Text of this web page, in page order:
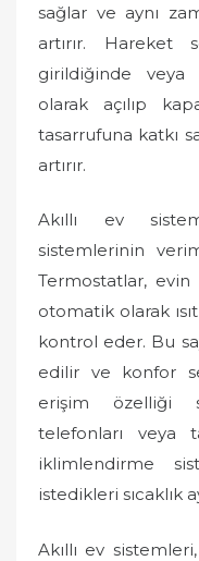
sağlar ve aynı
artırır. Hareket
girildiğinde veya
olarak açılıp
tasarrufuna katkı
artırır.
Akıllı ev
sistemlerinin
Termostatlar, evin
otomatik olarak
kontrol eder. Bu
edilir ve konfor
erişim özelliği
telefonları veya
iklimlendirme
istedikleri sıcaklık
Akıllı ev